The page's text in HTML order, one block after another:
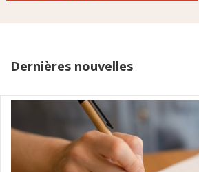
Dernières nouvelles